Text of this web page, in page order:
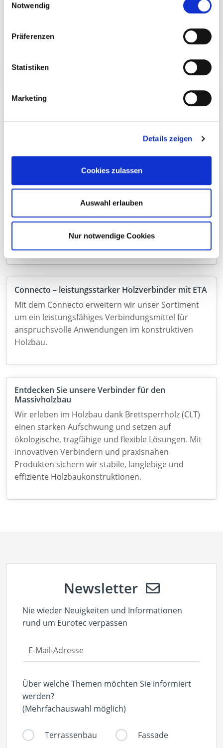
Notwendig
Präferenzen
Statistiken
Marketing
Details zeigen
Cookies zulassen
Auswahl erlauben
Nur notwendige Cookies
Mit einer neuen Produktreihe an
flexible und zukunftsorientierte Fundamentlösung
Jetzt neu im Sortiment: SonoTec V2 Linienlager
Mit dem SonoTec V2 erweitern wir unser Sortiment
im Bereich Ingenieurholzbau um eine
Einschraubwerkzeug mit BG Bau Förderung 2026
Die BG Bau fördert die Anschaffung von
Kosten. Jetzt den Zuschuss sichern!
Connecto – leistungsstarker Holzverbinder mit ETA
Mit dem Connecto erweitern wir unser Sortiment
um ein leistungsfähiges Verbindungsmittel für
anspruchsvolle Anwendungen im konstruktiven
Holzbau.
Entdecken Sie unsere Verbinder für den
Massivholzbau
Wir erleben im Holzbau dank Brettsperrholz (CLT)
einen starken Aufschwung und setzen auf
ökologische, tragfähige und flexible Lösungen. Mit
innovativen Verbindern und praxisnahen
Produkten sichern wir stabile, langlebige und
effiziente Holzbaukonstruktionen.
Newsletter
Nie wieder Neuigkeiten und Informationen
rund um Eurotec verpassen
Über welche Themen möchten Sie informiert
werden?
(Mehrfachauswahl möglich)
Terrassenbau Fassade